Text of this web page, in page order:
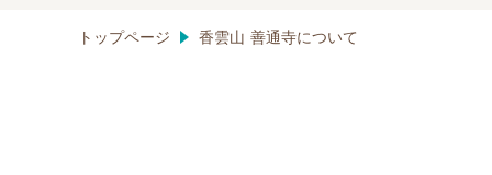
トップページ 香雲山 善通寺について